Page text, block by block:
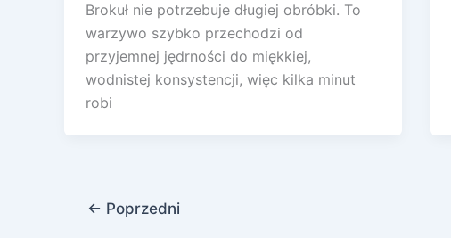
Brokuł nie potrzebuje długiej obróbki. To
warzywo szybko przechodzi od
przyjemnej jędrności do miękkiej,
wodnistej konsystencji, więc kilka minut
robi
← Poprzedni